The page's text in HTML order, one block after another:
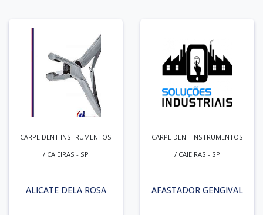
CARPE DENT INSTRUMENTOS
/ CAIEIRAS - SP
ALICATE DELA ROSA
CARPE DENT INSTRUMENTOS
/ CAIEIRAS - SP
AFASTADOR GENGIVAL